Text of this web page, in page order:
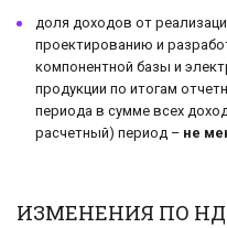
доля доходов от
проектированию и
компонентной базы и
продукции по итогам
периода в сумме всех
расчетный) период – не
ИЗМЕНЕНИЯ ПО